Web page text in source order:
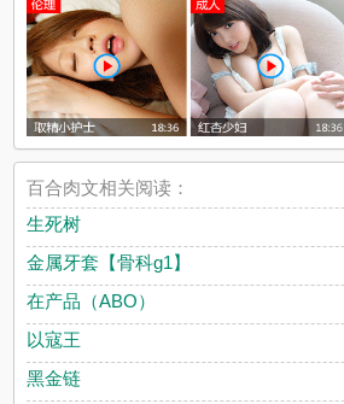
百合肉文相关阅读：
生死树
金属牙套【骨科g1】
在产品（ABO）
以寇王
黑金链